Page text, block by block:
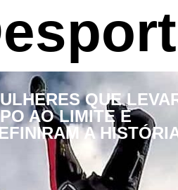
QUE
AO LIMITE E
A